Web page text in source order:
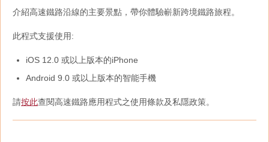
介紹高速鐵路沿線的主要景點，帶你體驗嶄新跨境鐵路旅程。
此程式支援使用:
iOS 12.0 或以上版本的iPhone
Android 9.0 或以上版本的智能手機
請按此查閱高速鐵路應用程式之使用條款及私隱政策。